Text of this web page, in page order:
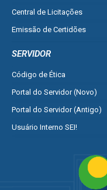
Central de Licitações
Emissão de Certidões
SERVIDOR
Código de Ética
Portal do Servidor (Novo)
Portal do Servidor (Antigo)
Usuário Interno SEI!